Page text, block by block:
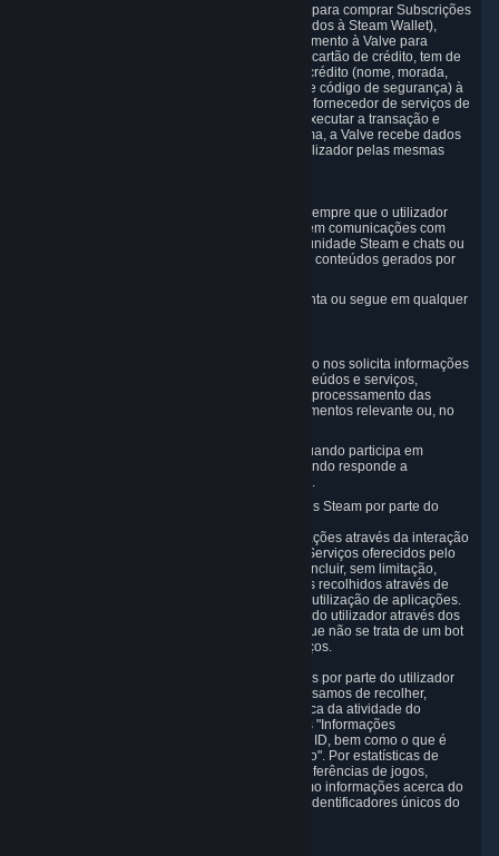
Para efetuar uma transação no Steam (por ex., para comprar Subscrições
de Conteúdos e Serviços ou para adicionar fundos à Steam Wallet),
poderá ser necessário fornecer dados de pagamento à Valve para
permitir a transação. Se o utilizador pagar com cartão de crédito, tem de
fornecer as informações normais do cartão de crédito (nome, morada,
número do cartão de crédito, data de validade e código de segurança) à
Valve, que a Valve irá processar e transmitir ao fornecedor de serviços de
pagamento escolhido pelo utilizador a fim de executar a transação e
realizar verificações antifraude. Da mesma forma, a Valve recebe dados
do fornecedor de serviços de pagamento do utilizador pelas mesmas
Recolhemos e processamos Dados Pessoais sempre que o utilizador
fornece explicitamente tais dados ou os envia em comunicações com
terceiros no Steam, por ex., em fóruns da Comunidade Steam e chats ou
quando o utilizador fornece feedback ou outros conteúdos gerados por
Informações que o utilizador publica, comenta ou segue em qualquer
Informações que o utilizador fornece quando nos solicita informações
ou assistência, ou quando nos compra conteúdos e serviços,
incluindo as informações necessárias para processamento das
encomendadas junto do operador de pagamentos relevante ou, no
Informações que o utilizador nos fornece quando participa em
passatempos, concursos e torneios, ou quando responde a
inquéritos, por ex., informações de contacto.
3.4 Utilização do software cliente e dos websites Steam por parte do
Recolhemos uma grande variedade de informações através da interação
geral do utilizador nos websites, Conteúdos e Serviços oferecidos pelo
Steam. Os Dados Pessoais recolhidos podem incluir, sem limitação,
informações do browser e do dispositivo, dados recolhidos através de
interações eletrónicas automáticas e dados de utilização de aplicações.
Da mesma forma, monitorizamos a navegação do utilizador através dos
nossos websites e aplicações para confirmar que não se trata de um bot
e com o intuito de otimizarmos os nossos serviços.
3.5 Utilização dos jogos e de outras subscrições por parte do utilizador
Para prestarmos os serviços ao utilizador, precisamos de recolher,
armazenar e utilizar diversas informações acerca da atividade do
utilizador nos nossos Conteúdos e Serviços. As "Informações
relacionadas com conteúdos" incluem a Steam ID, bem como o que é
habitualmente denominado "estatísticas de jogo". Por estatísticas de
jogo, referimo-nos a informações acerca de preferências de jogos,
progressão nos jogos, tempo de jogo, bem como informações acerca do
dispositivo utilizado, definições do dispositivo, identificadores únicos do